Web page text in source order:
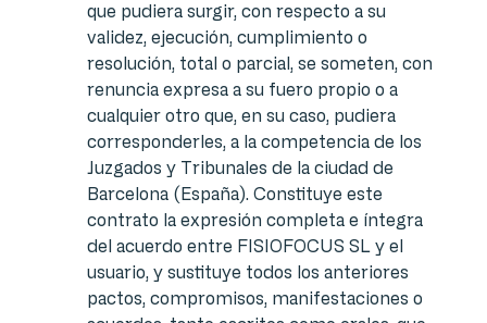
que pudiera surgir, con respecto a su
validez, ejecución, cumplimiento o
resolución, total o parcial, se someten, con
renuncia expresa a su fuero propio o a
cualquier otro que, en su caso, pudiera
corresponderles, a la competencia de los
Juzgados y Tribunales de la ciudad de
Barcelona (España). Constituye este
contrato la expresión completa e íntegra
del acuerdo entre FISIOFOCUS SL y el
usuario, y sustituye todos los anteriores
pactos, compromisos, manifestaciones o